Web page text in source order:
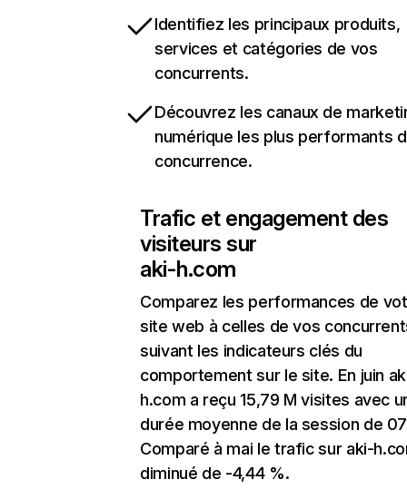
Identifiez les principaux produits,
services et catégories de vos
concurrents.
Découvrez les canaux de
numérique les plus performants
concurrence.
Trafic et engagement des
visiteurs sur
aki-h.com
Comparez les performances de
site web à celles de vos
suivant les indicateurs clés du
comportement sur le site. En juin
h.com a reçu 15,79 M visites avec
durée moyenne de la session de
Comparé à mai le trafic sur aki-
diminué de -4,44 %.